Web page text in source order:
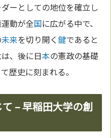
ーとしての地位を確立し
動が全国に広がる中で、
未来を切り開く鍵であると
、後に日本の憲政の基礎
歴史に刻まれる。
– 早稲田大学の創